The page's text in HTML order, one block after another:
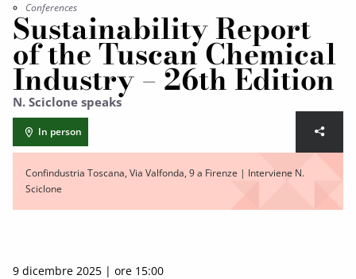
Conferences
Sustainability Report
of the Tuscan Chemical
Industry – 26th Edition
N. Sciclone speaks
In person
Confindustria Toscana, Via Valfonda, 9 a Firenze | Interviene N.
Sciclone
9 dicembre 2025 | ore 15:00